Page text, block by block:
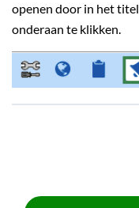
openen door in het
onderaan te klikken.